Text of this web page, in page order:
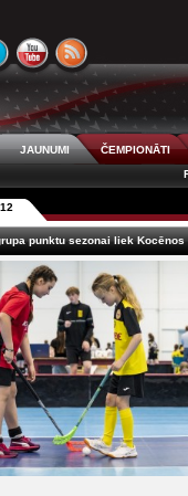
JAUNUMI ČEMPIONĀTI
punktu sezonai liek Kocēnos